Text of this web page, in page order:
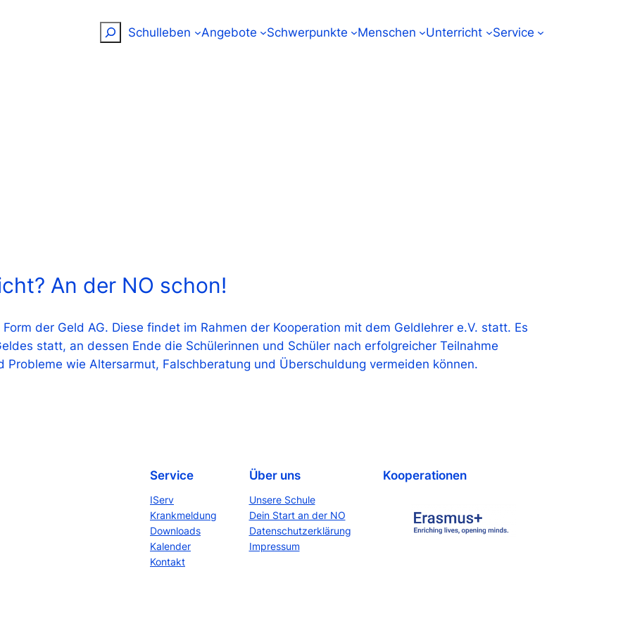
SuchenSchulleben Angebote Schwerpunkte Menschen Unterricht Service
An der NO schon!
der Geld AG. Diese findet im Rahmen der Kooperation mit dem Geldlehrer e.V. statt. Es
statt, an dessen Ende die Schülerinnen und Schüler nach erfolgreicher Teilnahme
wie Altersarmut, Falschberatung und Überschuldung vermeiden können.
Service
IServ
Krankmeldung
Downloads
Kalender
Kontakt
Über uns
Unsere Schule
Dein Start an der NO
Datenschutzerklärung
Impressum
Kooperationen